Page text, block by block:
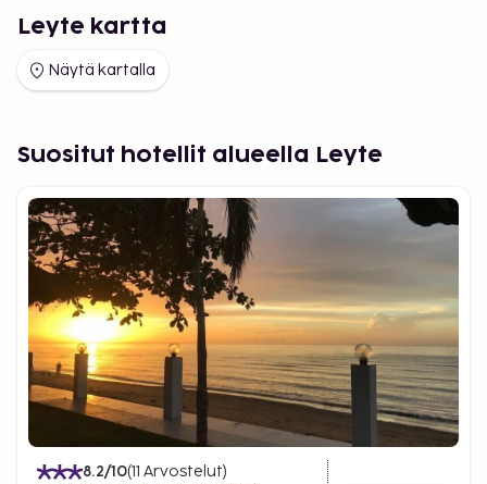
Leyte kartta
Näytä kartalla
Suositut hotellit alueella Leyte
8.2/10(11 Arvostelut)